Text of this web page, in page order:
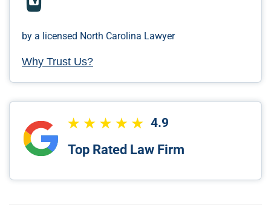
by a licensed North Carolina Lawyer
Why Trust Us?
4.9
Top Rated Law Firm